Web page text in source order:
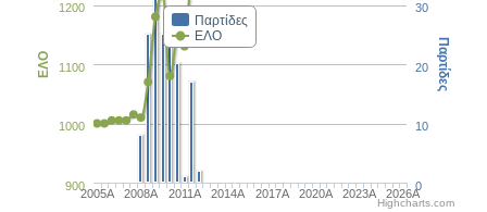
Παρτίδες
ΕΛΟ
2005A 2008A 2011A 2014A 2017A 2020A 2023Α 2026A
1000
1100
1200
900
ΕΛΟ
0
10
20
30
Παρτίδες
Highcharts.com